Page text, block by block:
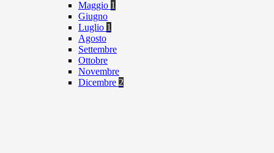
Maggio 1
Giugno
Luglio 1
Agosto
Settembre
Ottobre
Novembre
Dicembre 2